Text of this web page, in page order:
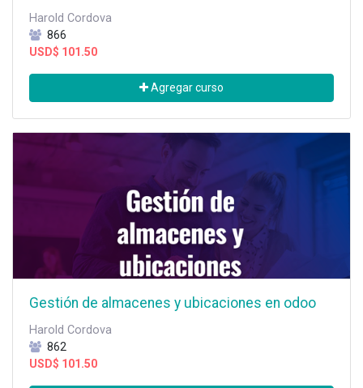
Harold Cordova
866
USD$ 101.50
Agregar curso
Gestión de almacenes y ubicaciones en odoo
Harold Cordova
862
USD$ 101.50